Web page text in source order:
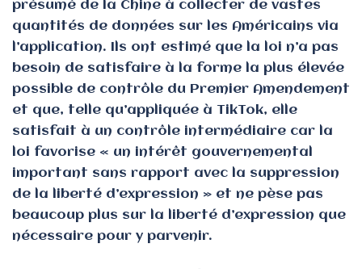
présumé de la Chine à collecter de vastes
quantités de données sur les Américains via
l’application. Ils ont estimé que la loi n’a pas
besoin de satisfaire à la forme la plus élevée
possible de contrôle du Premier Amendement
et que, telle qu’appliquée à TikTok, elle
satisfait à un contrôle intermédiaire car la
loi favorise « un intérêt gouvernemental
important sans rapport avec la suppression
de la liberté d’expression » et ne pèse pas
beaucoup plus sur la liberté d’expression que
nécessaire pour y parvenir.